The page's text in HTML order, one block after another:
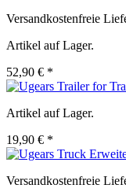
Versandkostenfreie
Artikel auf Lager.
52,90 € *
Artikel auf Lager.
19,90 € *
Versandkostenfreie